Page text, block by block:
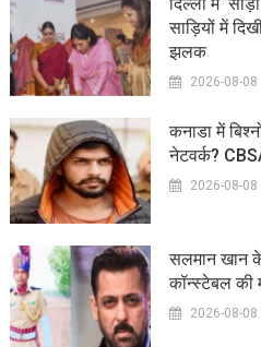
दिल्ली में
साड़ियों में
झलक
2026-08-08
कनाडा में
नेटवर्क?
2026-08-08
सलमान खान
कॉन्स्टेबल की
2026-08-08